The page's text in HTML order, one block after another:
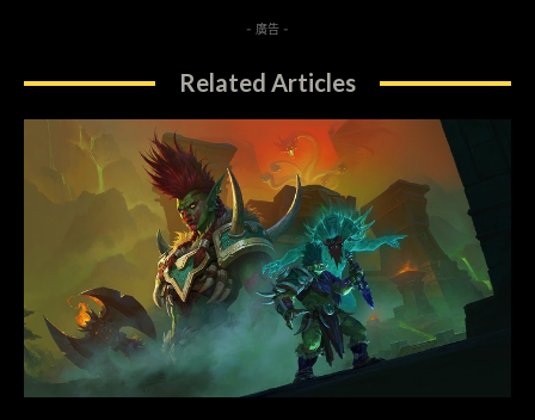
- 廣告 -
Related Articles